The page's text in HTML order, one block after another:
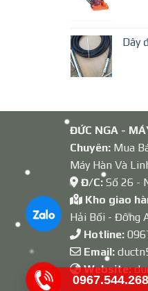
Dây
ĐỨC NGA -
Chuyên:Mua
Máy Hàn Và
Đ/C: Số 26 -
Kho giao
Hải Bối - Đông
Hotline:
Email:
Website:
0967.544.268